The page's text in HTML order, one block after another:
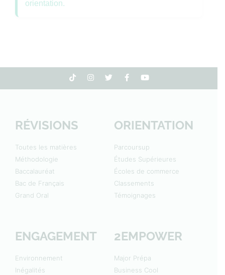
orientation.
RÉVISIONS
Toutes les matières
Méthodologie
Baccalauréat
Bac de Français
Grand Oral
ORIENTATION
Parcoursup
Études Supérieures
Écoles de commerce
Classements
Témoignages
ENGAGEMENT
Environnement
Inégalités
2EMPOWER
Major Prépa
Business Cool